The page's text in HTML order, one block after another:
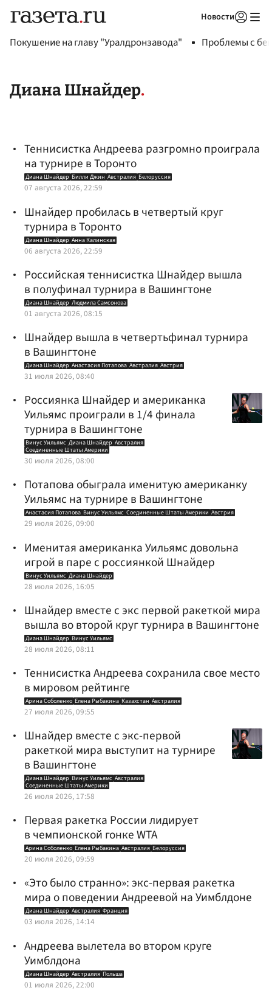
Новости
Покушение на главу "Уралдронзавода" Проблемы с
Диана Шнайдер
Теннисистка Андреева разгромно проиграла
на турнире в Торонто
Диана Шнайдер Билли Джин Австралия Белоруссия
07 августа 2026, 22:59
Шнайдер пробилась в четвертый круг
турнира в Торонто
Диана Шнайдер Анна Калинская
06 августа 2026, 22:59
Российская теннисистка Шнайдер вышла
в полуфинал турнира в Вашингтоне
Диана Шнайдер Людмила Самсонова
01 августа 2026, 08:15
Шнайдер вышла в четвертьфинал турнира
в Вашингтоне
Диана Шнайдер Анастасия Потапова Австралия Австрия
31 июля 2026, 08:40
Россиянка Шнайдер и американка
Уильямс проиграли в 1/4 финала
турнира в Вашингтоне
Винус Уильямс Диана Шнайдер Австралия
Соединенные Штаты Америки
30 июля 2026, 08:00
Потапова обыграла именитую американку
Уильямс на турнире в Вашингтоне
Анастасия Потапова Винус Уильямс Соединенные Штаты Америки Австрия
29 июля 2026, 09:00
Именитая американка Уильямс довольна
игрой в паре с россиянкой Шнайдер
Винус Уильямс Диана Шнайдер
28 июля 2026, 16:05
Шнайдер вместе с экс первой ракеткой мира
вышла во второй круг турнира в Вашингтоне
Диана Шнайдер Винус Уильямс
28 июля 2026, 08:11
Теннисистка Андреева сохранила свое место
в мировом рейтинге
Арина Соболенко Елена Рыбакина Казахстан Австралия
27 июля 2026, 09:55
Шнайдер вместе с экс-первой
ракеткой мира выступит на турнире
в Вашингтоне
Диана Шнайдер Винус Уильямс Австралия
Соединенные Штаты Америки
26 июля 2026, 17:58
Первая ракетка России лидирует
в чемпионской гонке WTA
Арина Соболенко Елена Рыбакина Австралия Белоруссия
20 июля 2026, 09:59
«Это было странно»: экс-первая ракетка
мира о поведении Андреевой на Уимблдоне
Диана Шнайдер Австралия Франция
03 июля 2026, 14:14
Андреева вылетела во втором круге
Уимблдона
Диана Шнайдер Австралия Польша
01 июля 2026, 22:00